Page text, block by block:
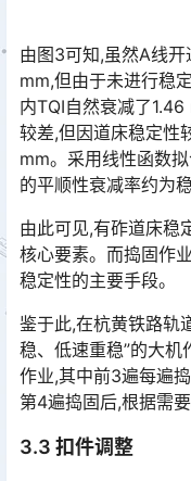
由图3可知,虽然A线
mm,但由于未进行稳
内TQI自然衰减了
较差,但因道床稳定性
mm。采用线性函数
的平顺性衰减率约为
由此可见,有砟道床稳
核心要素。而捣固作
稳定性的主要手段。
鉴于此,在杭黄铁路轨
稳、低速重稳”的大
作业,其中前3遍每遍
第4遍捣固后,根据需要
3.3 扣件调整